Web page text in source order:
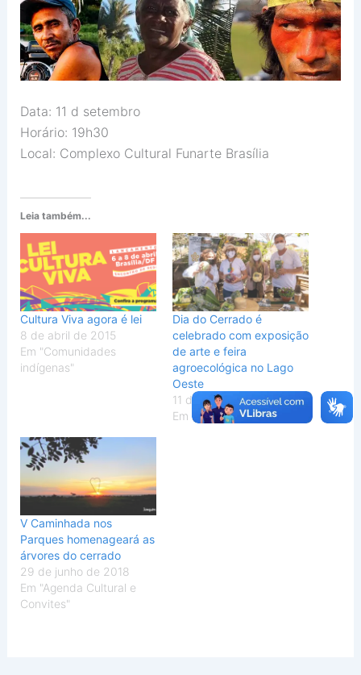
Data: 11 d setembro
Horário: 19h30
Local: Complexo Cultural Funarte Brasília
Leia também...
Cultura Viva agora é lei
8 de abril de 2015
Em "Comunidades
indígenas"
Dia do Cerrado é
celebrado com exposição
de arte e feira
agroecológica no Lago
Oeste
11 de setembro de 2020
Em "Destaque"
V Caminhada nos
Parques homenageará as
árvores do cerrado
29 de junho de 2018
Em "Agenda Cultural e
Convites"